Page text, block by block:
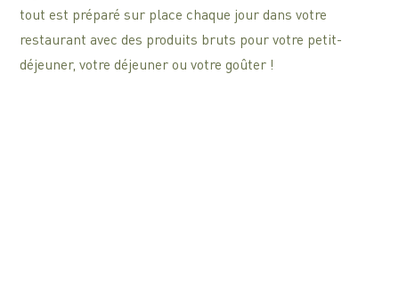
tout est préparé sur place chaque jour dans votre
restaurant avec des produits bruts pour votre petit-
déjeuner, votre déjeuner ou votre goûter !